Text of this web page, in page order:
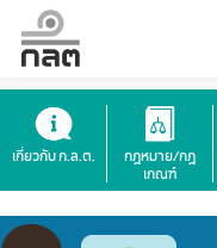
เกี่ยวกับ ก.ล.ต.
กฎหมาย/กฎ
เกณฑ์